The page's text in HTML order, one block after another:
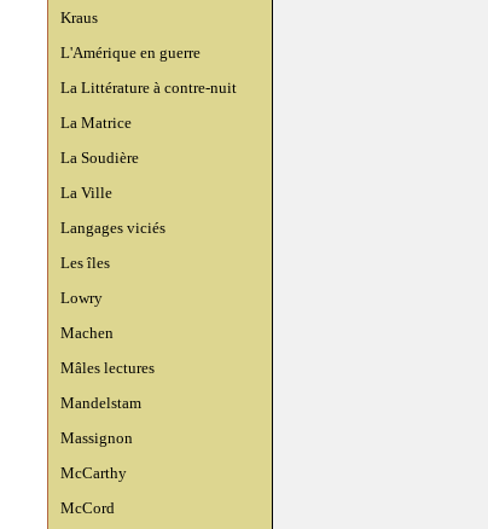
Kraus
L'Amérique en guerre
La Littérature à contre-nuit
La Matrice
La Soudière
La Ville
Langages viciés
Les îles
Lowry
Machen
Mâles lectures
Mandelstam
Massignon
McCarthy
McCord